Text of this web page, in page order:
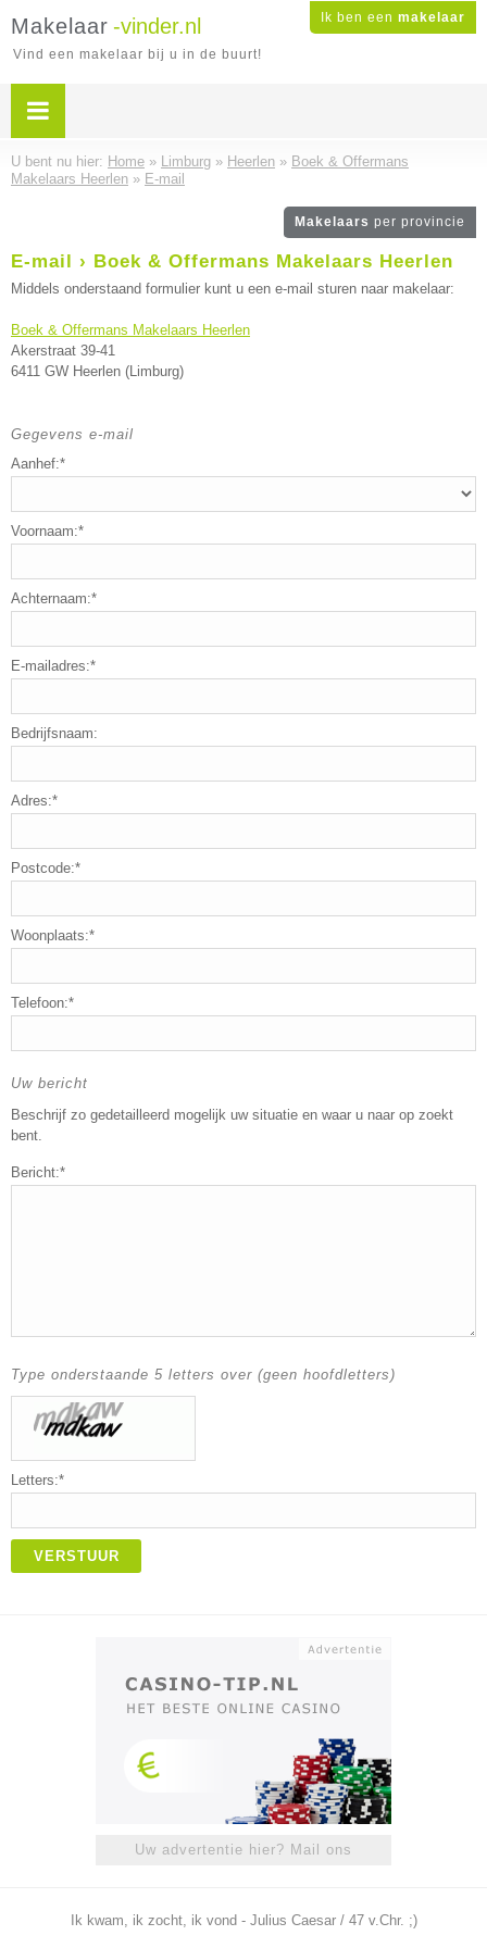
Ik ben een makelaar
Makelaar -vinder.nl
Vind een makelaar bij u in de buurt!
U bent nu hier: Home » Limburg » Heerlen » Boek & Offermans
Makelaars Heerlen » E-mail
Makelaars per provincie
E-mail › Boek & Offermans Makelaars Heerlen
Middels onderstaand formulier kunt u een e-mail sturen naar makelaar:
Boek & Offermans Makelaars Heerlen
Akerstraat 39-41
6411 GW Heerlen (Limburg)
Gegevens e-mail
Aanhef:*
Voornaam:*
Achternaam:*
E-mailadres:*
Bedrijfsnaam:
Adres:*
Postcode:*
Woonplaats:*
Telefoon:*
Uw bericht
Beschrijf zo gedetailleerd mogelijk uw situatie en waar u naar op zoekt
bent.
Bericht:*
Type onderstaande 5 letters over (geen hoofdletters)
Letters:*
VERSTUUR
Uw advertentie hier? Mail ons
Ik kwam, ik zocht, ik vond - Julius Caesar / 47 v.Chr. ;)